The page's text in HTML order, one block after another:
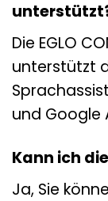
Die EGLO
unterstützt
und Google
Kann ich
Ja, Sie